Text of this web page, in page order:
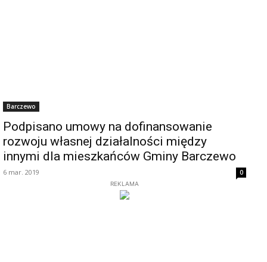
Barczewo
Podpisano umowy na dofinansowanie
rozwoju własnej działalności między
innymi dla mieszkańców Gminy Barczewo
6 mar. 2019 0
REKLAMA